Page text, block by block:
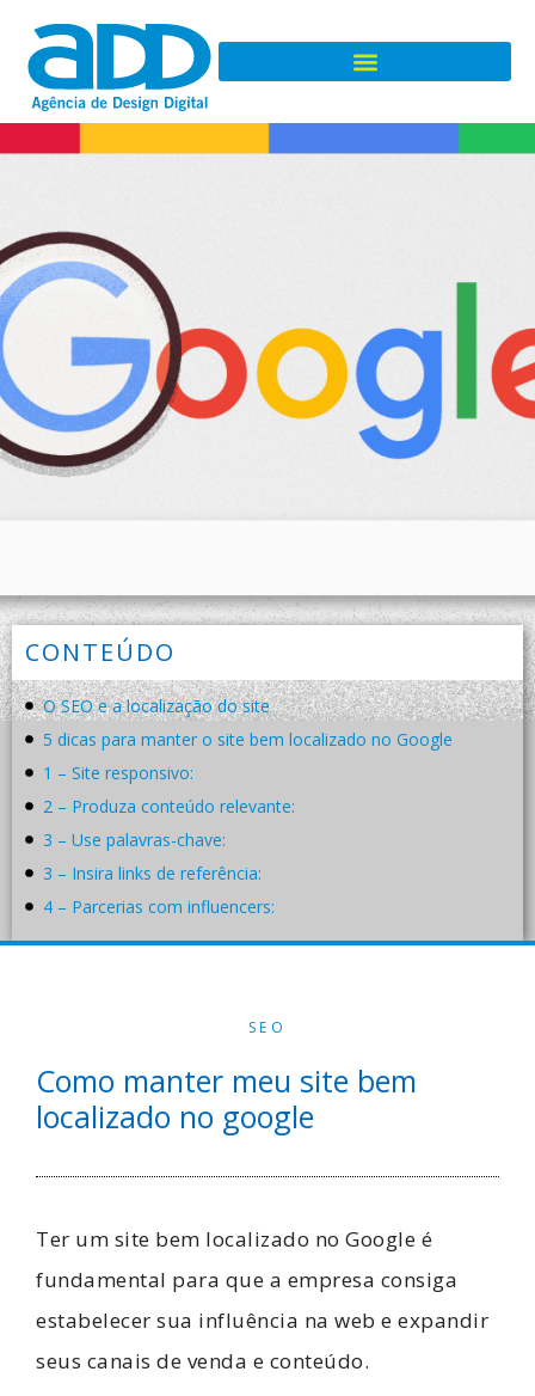
CONTEÚDO
O SEO e a localização do site
5 dicas para manter o site bem localizado no Google
1 – Site responsivo:
2 – Produza conteúdo relevante:
3 – Use palavras-chave:
3 – Insira links de referência:
4 – Parcerias com influencers:
SEO
Como manter meu site bem
localizado no google
Ter um site bem localizado no Google é
fundamental para que a empresa consiga
estabelecer sua influência na web e expandir
seus canais de venda e conteúdo.